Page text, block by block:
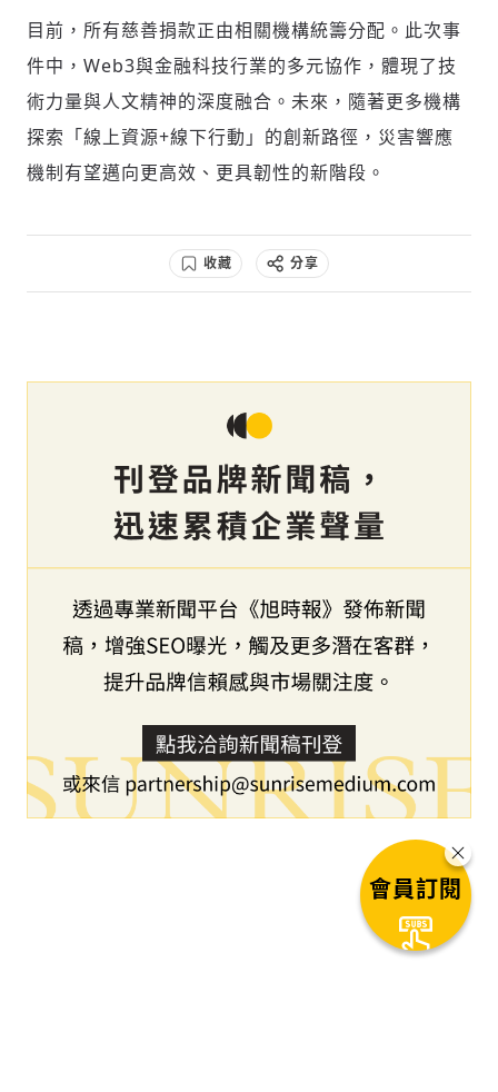
目前，所有慈善捐款正由相關機構統籌分配。此次事
件中，Web3與金融科技行業的多元協作，體現了技
術力量與人文精神的深度融合。未來，隨著更多機構
探索「線上資源+線下行動」的創新路徑，災害響應
機制有望邁向更高效、更具韌性的新階段。
收藏 分享
會員訂閱